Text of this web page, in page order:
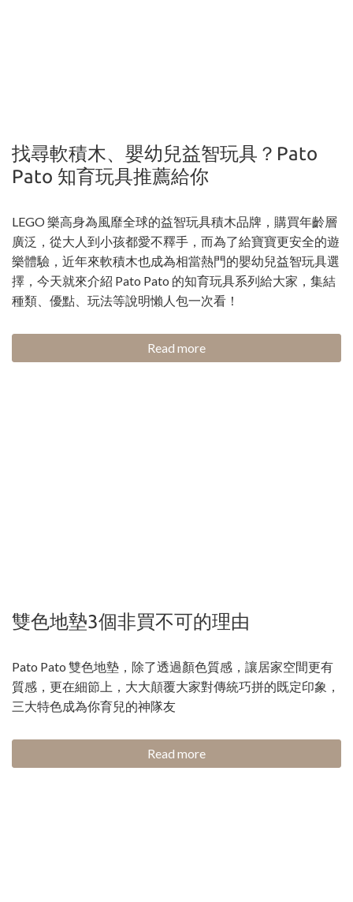
找尋軟積木、嬰幼兒益智玩具？Pato
Pato 知育玩具推薦給你
LEGO 樂高身為風靡全球的益智玩具積木品牌，購買年齡層
廣泛，從大人到小孩都愛不釋手，而為了給寶寶更安全的遊
樂體驗，近年來軟積木也成為相當熱門的嬰幼兒益智玩具選
擇，今天就來介紹 Pato Pato 的知育玩具系列給大家，集結
種類、優點、玩法等說明懶人包一次看！
Read more
雙色地墊3個非買不可的理由
Pato Pato 雙色地墊，除了透過顏色質感，讓居家空間更有
質感，更在細節上，大大顛覆大家對傳統巧拼的既定印象，
三大特色成為你育兒的神隊友
Read more